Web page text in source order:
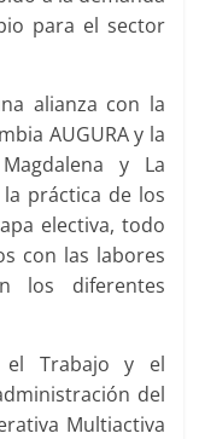
para el sector
alianza con la
AUGURA y la
y La
la práctica de los
electiva, todo
con las labores
los diferentes
el Trabajo y el
del
Multiactiva